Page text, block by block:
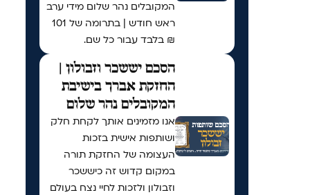
המקובלים נהר שלום מידי ערב
ראש חודש | בתרומה של 101
₪ בלבד עבור כל שם.
הסכם יששכר וזבולון |
החזקת אברך בישיבת
המקובלים נהר שלום
אנו מזמינים אותך לקחת חלק
ושותפות אישית בזכות
העצומה של החזקת תורה
במקום קדוש זה כיששכר
וזבולון ולזכות לחיי נצח בעולם